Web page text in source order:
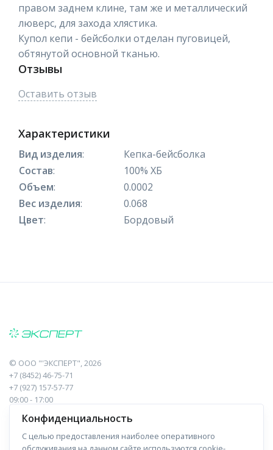
правом заднем клине, там же и металлический
люверс, для захода хлястика.
Купол кепи - бейсболки отделан пуговицей,
обтянутой основной тканью.
Отзывы
Оставить отзыв
Характеристики
Вид изделия:
Кепка-бейсболка
Состав:
100% ХБ
Объем:
0.0002
Вес изделия:
0.068
Цвет: Бордовый
© ООО "'ЭКСПЕРТ" , 2026
+7 (8452) 46-75-71
+7 (927) 157-57-77
09:00 - 17:00
Навигация Информация
Конфиденциальность
С целью предоставления наиболее оперативного